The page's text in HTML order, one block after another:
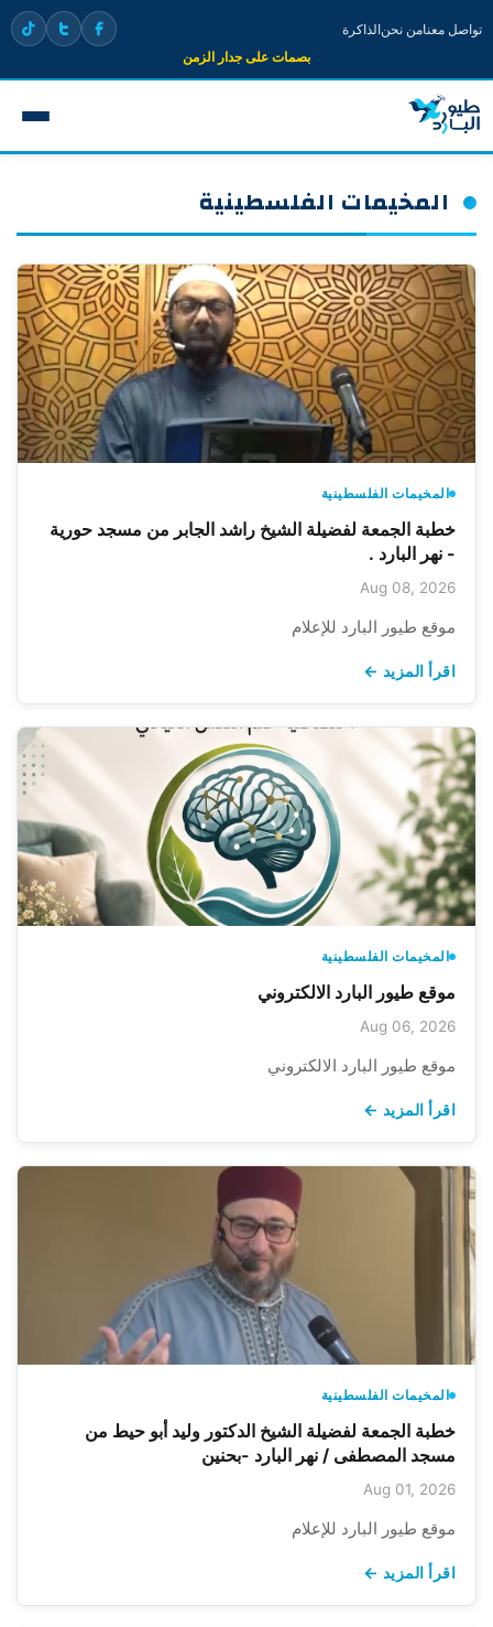
تواصل معنامن نحنالذاكرة
بصمات على جدار الزمن
المخيمات الفلسطينية
المخيمات الفلسطينية
خطبة الجمعة لفضيلة الشيخ راشد الجابر من مسجد حورية
- نهر البارد .
Aug 08, 2026
موقع طيور البارد للإعلام
اقرأ المزيد ←
المخيمات الفلسطينية
موقع طيور البارد الالكتروني
Aug 06, 2026
موقع طيور البارد الالكتروني
اقرأ المزيد ←
المخيمات الفلسطينية
خطبة الجمعة لفضيلة الشيخ الدكتور وليد أبو حيط من
مسجد المصطفى / نهر البارد -بحنين
Aug 01, 2026
موقع طيور البارد للإعلام
اقرأ المزيد ←